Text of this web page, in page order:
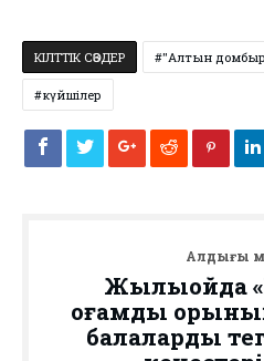
КІЛТТІК СӨЗДЕР "Алтын
күйшілер
Алдыңғы
Жылыойда
қоғамдық
балаларды